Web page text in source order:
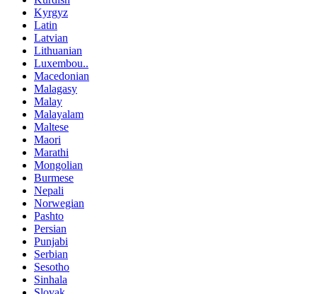
Kyrgyz
Latin
Latvian
Lithuanian
Luxembou..
Macedonian
Malagasy
Malay
Malayalam
Maltese
Maori
Marathi
Mongolian
Burmese
Nepali
Norwegian
Pashto
Persian
Punjabi
Serbian
Sesotho
Sinhala